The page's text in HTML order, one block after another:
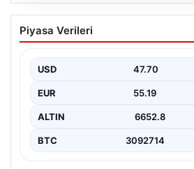
Adıyaman Gerger’de
Ekipler Söndürme
Adıyaman’ın Gerger ilçesinde çıkan
Kütüklü köyleri…
Piyasa Verileri
USD 47.70
EUR 55.19
ALTIN 6652.8
BTC 3092714